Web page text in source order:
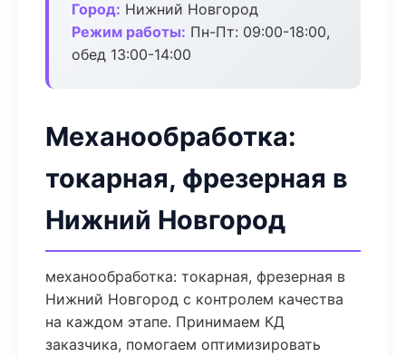
Город: Нижний Новгород
Режим работы: Пн-Пт: 09:00-18:00,
обед 13:00-14:00
Механообработка:
токарная, фрезерная в
Нижний Новгород
механообработка: токарная, фрезерная в
Нижний Новгород с контролем качества
на каждом этапе. Принимаем КД
заказчика, помогаем оптимизировать